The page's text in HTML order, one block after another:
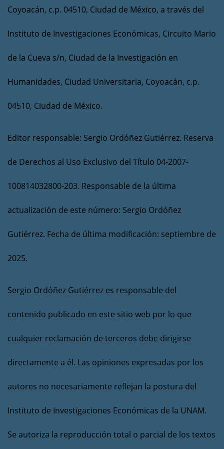
Coyoacán, c.p. 04510, Ciudad de México, a través del
Instituto de Investigaciones Económicas, Circuito Mario
de la Cueva s/n, Ciudad de la Investigación en
Humanidades, Ciudad Universitaria, Coyoacán, c.p.
04510, Ciudad de México.
Editor responsable: Sergio Ordóñez Gutiérrez. Reserva
de Derechos al Uso Exclusivo del Título 04-2007-
100814032800-203. Responsable de la última
actualización de este número: Sergio Ordóñez
Gutiérrez. Fecha de última modificación: septiembre de
2025.
Sergio Ordóñez Gutiérrez es responsable del
contenido publicado en este sitio web por lo que
cualquier reclamación de terceros debe dirigirse
directamente a él. Las opiniones expresadas por los
autores no necesariamente reflejan la postura del
Instituto de Investigaciones Económicas de la UNAM.
Se autoriza la reproducción total o parcial de los textos